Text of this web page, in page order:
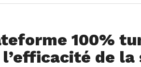
100%
de la